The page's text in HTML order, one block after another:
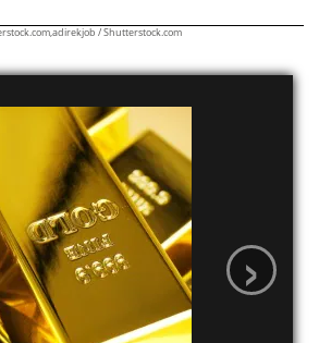
gegenüber. Untersuchungszeitraum